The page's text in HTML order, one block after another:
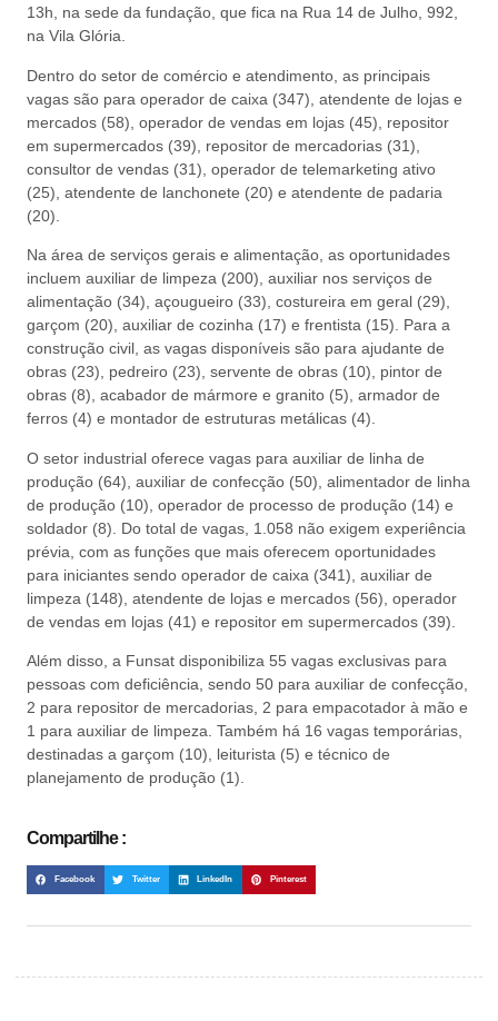
13h, na sede da fundação, que fica na Rua 14 de Julho, 992,
na Vila Glória.
Dentro do setor de comércio e atendimento, as principais
vagas são para operador de caixa (347), atendente de lojas e
mercados (58), operador de vendas em lojas (45), repositor
em supermercados (39), repositor de mercadorias (31),
consultor de vendas (31), operador de telemarketing ativo
(25), atendente de lanchonete (20) e atendente de padaria
(20).
Na área de serviços gerais e alimentação, as oportunidades
incluem auxiliar de limpeza (200), auxiliar nos serviços de
alimentação (34), açougueiro (33), costureira em geral (29),
garçom (20), auxiliar de cozinha (17) e frentista (15). Para a
construção civil, as vagas disponíveis são para ajudante de
obras (23), pedreiro (23), servente de obras (10), pintor de
obras (8), acabador de mármore e granito (5), armador de
ferros (4) e montador de estruturas metálicas (4).
O setor industrial oferece vagas para auxiliar de linha de
produção (64), auxiliar de confecção (50), alimentador de linha
de produção (10), operador de processo de produção (14) e
soldador (8). Do total de vagas, 1.058 não exigem experiência
prévia, com as funções que mais oferecem oportunidades
para iniciantes sendo operador de caixa (341), auxiliar de
limpeza (148), atendente de lojas e mercados (56), operador
de vendas em lojas (41) e repositor em supermercados (39).
Além disso, a Funsat disponibiliza 55 vagas exclusivas para
pessoas com deficiência, sendo 50 para auxiliar de confecção,
2 para repositor de mercadorias, 2 para empacotador à mão e
1 para auxiliar de limpeza. Também há 16 vagas temporárias,
destinadas a garçom (10), leiturista (5) e técnico de
planejamento de produção (1).
Compartilhe :
Facebook Twitter LinkedIn Pinterest